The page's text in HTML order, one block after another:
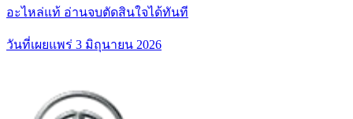
อะไหล่แท้ อ่านจบตัดสินใจได้ทันที
วันที่เผยแพร่ 3 มิถุนายน 2026